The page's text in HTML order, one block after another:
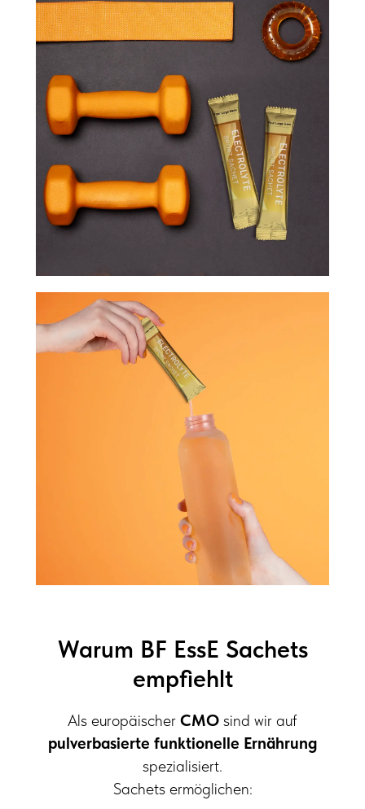
Warum BF EssE Sachets
empfiehlt
Als europäischer CMO sind wir auf
pulverbasierte funktionelle Ernährung
spezialisiert.
Sachets ermöglichen: